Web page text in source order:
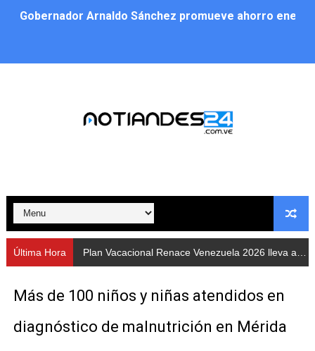
Gobernador Arnaldo Sánchez promueve ahorro
Cuerpos de Seguridad activaron operativos
Alcaldía de Libertador impulsa el Plan Ofensiva
Cidata y el Observatorio Astronómico Nacional de
Concejo Municipal de Zea celebra distinción de
CIEPROL-ULA distingue al municipio Zea como
Plan Quirúrgico Regional llega a Pueblo Llano con la
Última Hora Plan Vacacional Renace Venezuela 2026 lleva actividades recreativas a Los Guaimaros
Más de 100 niños y niñas atendidos en
diagnóstico de malnutrición en Mérida